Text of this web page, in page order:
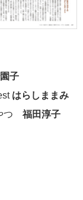
子
はらしままみ
つ 福田淳子